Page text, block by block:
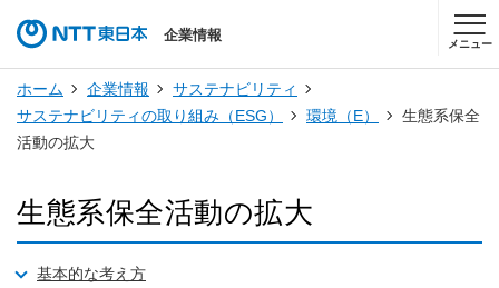
企業情報
メニュー
ホーム 企業情報
サステナビリティ
サステナビリティの取り組み（ESG）
環境（E）
生態系保全
活動の拡大
生態系保全活動の拡大
基本的な考え方